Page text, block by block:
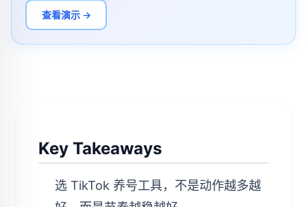
查看演示 →
Key Takeaways
选 TikTok 养号工具，不是动作越多越